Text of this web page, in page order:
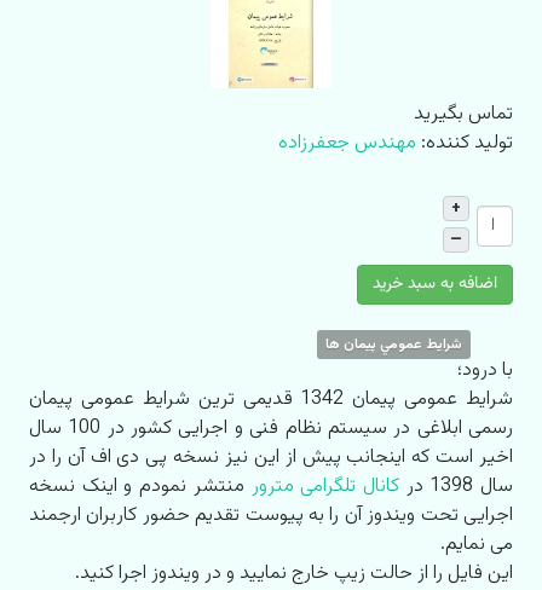
تماس بگیرید
توليد کننده: مهندس جعفرزاده
+
–
اضافه به سبد خرید
شرايط عمومي پيمان ها
با درود؛
شرایط عمومی پیمان 1342 قدیمی ترین شرایط عمومی پیمان
رسمی ابلاغی در سیستم نظام فنی و اجرایی کشور در 100 سال
اخیر است که اینجانب پیش از این نیز نسخه پی دی اف آن را در
سال 1398 در
کانال تلگرامی مترور منتشر نمودم و اینک نسخه
اجرایی تحت ویندوز آن را به پیوست تقدیم حضور کاربران ارجمند
می نمایم.
این فایل را از حالت زیپ خارج نمایید و در ویندوز اجرا کنید.